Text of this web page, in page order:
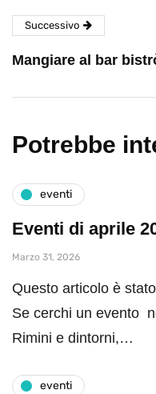
Successivo
Mangiare al bar
Potrebbe
eventi
Eventi di aprile
Marzo 31, 2026
Questo articolo è
Se cerchi un evento
Rimini e dintorni,…
eventi